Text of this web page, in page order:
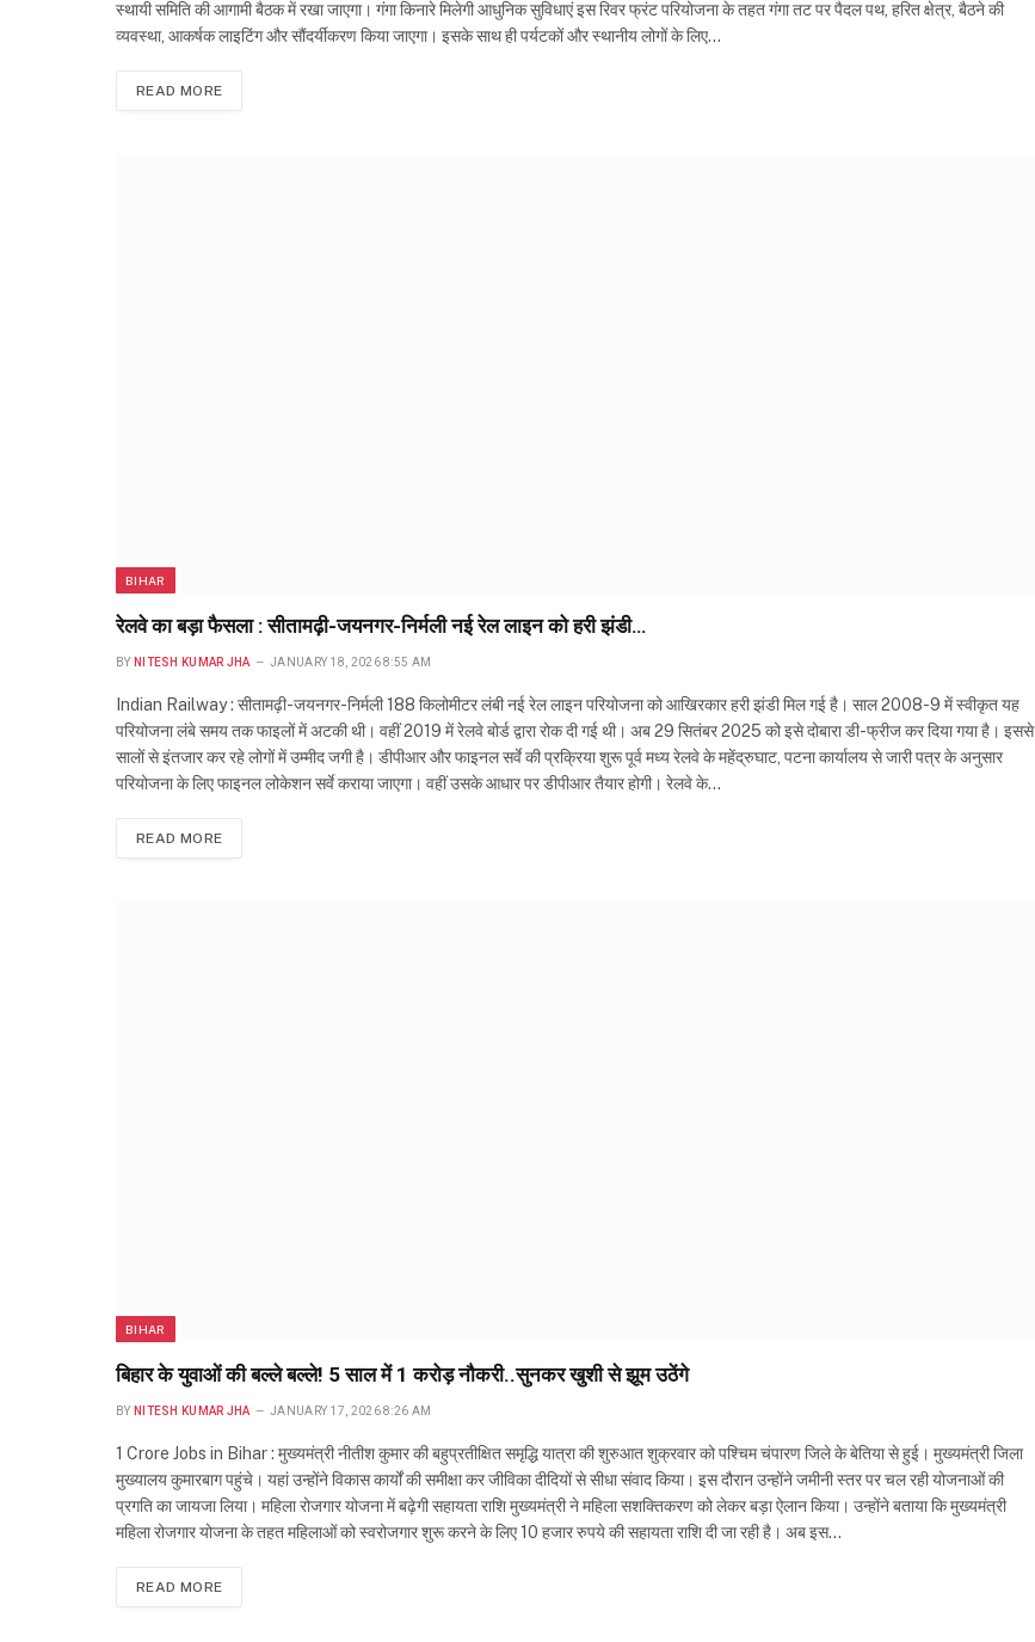
स्थायी समिति की आगामी बैठक में रखा जाएगा। गंगा किनारे मिलेगी आधुनिक सुविधाएं इस रिवर फ्रंट परियोजना के तहत गंगा तट पर पैदल पथ, हरित क्षेत्र, बैठने की
व्यवस्था, आकर्षक लाइटिंग और सौंदर्यीकरण किया जाएगा। इसके साथ ही पर्यटकों और स्थानीय लोगों के लिए…
READ MORE
BIHAR
रेलवे का बड़ा फैसला : सीतामढ़ी-जयनगर-निर्मली नई रेल लाइन को हरी झंडी…
BY NITESH KUMAR JHA JANUARY 18, 2026 8:55 AM
Indian Railway : सीतामढ़ी-जयनगर-निर्मली 188 किलोमीटर लंबी नई रेल लाइन परियोजना को आखिरकार हरी झंडी मिल गई है। साल 2008-9 में स्वीकृत यह
परियोजना लंबे समय तक फाइलों में अटकी थी। वहीं 2019 में रेलवे बोर्ड द्वारा रोक दी गई थी। अब 29 सितंबर 2025 को इसे दोबारा डी-फ्रीज कर दिया गया है। इससे
सालों से इंतजार कर रहे लोगों में उम्मीद जगी है। डीपीआर और फाइनल सर्वे की प्रक्रिया शुरू पूर्व मध्य रेलवे के महेंद्रुघाट, पटना कार्यालय से जारी पत्र के अनुसार
परियोजना के लिए फाइनल लोकेशन सर्वे कराया जाएगा। वहीं उसके आधार पर डीपीआर तैयार होगी। रेलवे के…
READ MORE
BIHAR
बिहार के युवाओं की बल्ले बल्ले! 5 साल में 1 करोड़ नौकरी..सुनकर खुशी से झूम उठेंगे
BY NITESH KUMAR JHA JANUARY 17, 2026 8:26 AM
1 Crore Jobs in Bihar : मुख्यमंत्री नीतीश कुमार की बहुप्रतीक्षित समृद्धि यात्रा की शुरुआत शुक्रवार को पश्चिम चंपारण जिले के बेतिया से हुई। मुख्यमंत्री जिला
मुख्यालय कुमारबाग पहुंचे। यहां उन्होंने विकास कार्यों की समीक्षा कर जीविका दीदियों से सीधा संवाद किया। इस दौरान उन्होंने जमीनी स्तर पर चल रही योजनाओं की
प्रगति का जायजा लिया। महिला रोजगार योजना में बढ़ेगी सहायता राशि मुख्यमंत्री ने महिला सशक्तिकरण को लेकर बड़ा ऐलान किया। उन्होंने बताया कि मुख्यमंत्री
महिला रोजगार योजना के तहत महिलाओं को स्वरोजगार शुरू करने के लिए 10 हजार रुपये की सहायता राशि दी जा रही है। अब इस…
READ MORE